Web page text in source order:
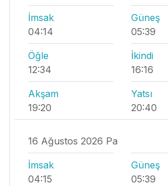
İmsak
04:14
Güneş
05:39
Öğle
12:34
İkindi
16:16
Akşam
19:20
Yatsı
20:40
16 Ağustos 2026 Pa
İmsak
04:15
Güneş
05:39